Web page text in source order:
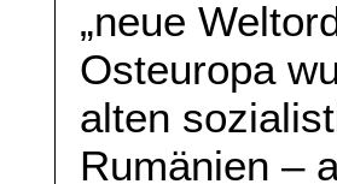
„neue
Osteuropa
alten
Rumänien –